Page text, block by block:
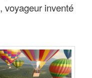
, voyageur inventé